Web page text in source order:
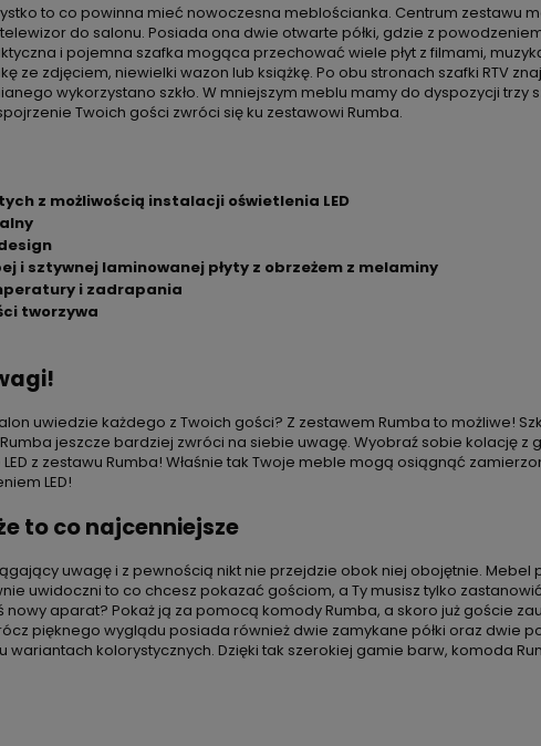
to co powinna mieć nowoczesna meblościanka. Centrum zestawu
do salonu. Posiada ona dwie otwarte półki, gdzie z
i pojemna szafka mogąca przechować wiele płyt z filmami,
ze zdjęciem, niewielki wazon lub książkę. Po obu stronach szafki RTV
wykorzystano szkło. W mniejszym meblu mamy do dyspozycji
Twoich gości zwróci się ku zestawowi Rumba.
z możliwością instalacji oświetlenia LED
i sztywnej laminowanej płyty z obrzeżem z melaminy
i zadrapania
tworzywa
uwiedzie każdego z Twoich gości? Z zestawem Rumba to możliwe!
jeszcze bardziej zwróci na siebie uwagę. Wyobraź sobie kolację z
z zestawu Rumba! Właśnie tak Twoje meble mogą osiągnąć
LED!
to co najcenniejsze
uwagę i z pewnością nikt nie przejdzie obok niej obojętnie.
uwidoczni to co chcesz pokazać gościom, a Ty musisz tylko
nowy aparat? Pokaż ją za pomocą komody Rumba, a skoro już goście
pięknego wyglądu posiada również dwie zamykane półki oraz dwie
wariantach kolorystycznych. Dzięki tak szerokiej gamie barw, komoda